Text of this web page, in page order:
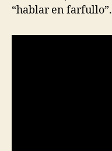
“hablar en